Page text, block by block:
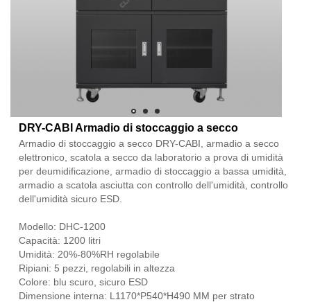
DRY-CABI Armadio di stoccaggio a secco
Armadio di stoccaggio a secco DRY-CABI, armadio a secco
elettronico, scatola a secco da laboratorio a prova di umidità
per deumidificazione, armadio di stoccaggio a bassa umidità,
armadio a scatola asciutta con controllo dell'umidità, controllo
dell'umidità sicuro ESD.
Modello: DHC-1200
Capacità: 1200 litri
Umidità: 20%-80%RH regolabile
Ripiani: 5 pezzi, regolabili in altezza
Colore: blu scuro, sicuro ESD
Dimensione interna: L1170*P540*H490 MM per strato